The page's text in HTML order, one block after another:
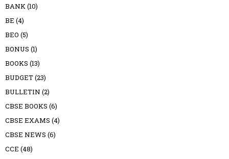
BANK(10)
BE (4)
BEO (5)
BONUS (1)
BOOKS (13)
BUDGET(23)
BULLETIN (2)
CBSE BOOKS (6)
CBSE EXAMS (4)
CBSE NEWS (6)
CCE (48)